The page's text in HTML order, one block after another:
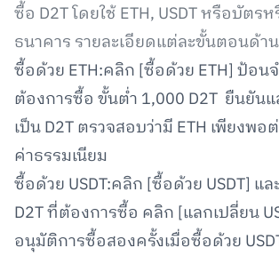
ซื้อ D2T โดยใช้ ETH, USDT หรือบัตร
ธนาคาร รายละเอียดแต่ละขั้นตอนด้า
ซื้อด้วย ETH:คลิก [ซื้อด้วย ETH] ป้อน
ต้องการซื้อ ขั้นต่ำ 1,000 D2T ยืนยันแ
เป็น D2T ตรวจสอบว่ามี ETH เพียงพอ
ค่าธรรมเนียม
ซื้อด้วย USDT:คลิก [ซื้อด้วย USDT] แ
D2T ที่ต้องการซื้อ คลิก [แลกเปลี่ยน
อนุมัติการซื้อสองครั้งเมื่อซื้อด้วย